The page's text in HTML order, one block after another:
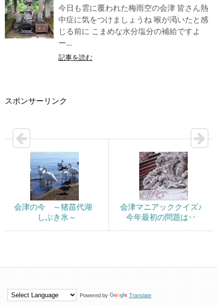
今日も雲に覆われた梅雨空の会津 皆さん熱
中症に気をつけましょうね 喉が渇いたと感
じる前に こまめな水分塩分の補給ですよ
ー...
記事を読む
スポンサーリンク
会津の今 ～猪苗代湖
しぶき氷～
会津マニアッククイズ♪
今年最初の問題は‥
Powered by Translate